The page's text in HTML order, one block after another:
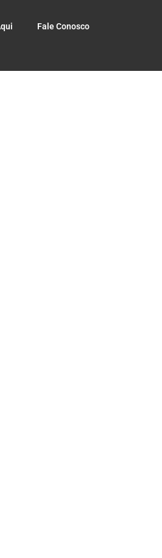
Fale Conosco